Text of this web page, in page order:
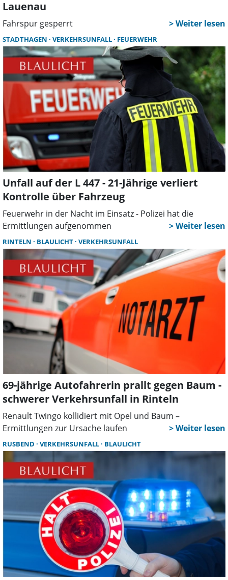
Lauenau
Fahrspur gesperrt
STADTHAGEN VERKEHRSUNFALL FEUERWEHR
Unfall auf der L 447 - 21-Jährige verliert
Kontrolle über Fahrzeug
Feuerwehr in der Nacht im Einsatz - Polizei hat die
Ermittlungen aufgenommen
RINTELN BLAULICHT VERKEHRSUNFALL
69-jährige Autofahrerin prallt gegen Baum -
schwerer Verkehrsunfall in Rinteln
Renault Twingo kollidiert mit Opel und Baum –
Ermittlungen zur Ursache laufen
RUSBEND VERKEHRSUNFALL BLAULICHT